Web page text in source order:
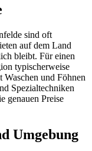
sind oft
auf dem Land
bleibt. Für einen
typischerweise
und Föhnen
Spezialtechniken
genauen Preise
Umgebung